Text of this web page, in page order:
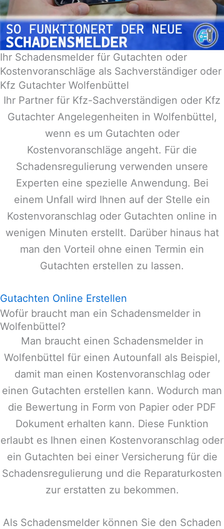
Ihr Schadensmelder für Gutachten oder
Kostenvoranschläge als Sachverständiger oder
Kfz Gutachter Wolfenbüttel
Ihr Partner für Kfz-Sachverständigen oder Kfz
Gutachter Angelegenheiten in Wolfenbüttel,
wenn es um Gutachten oder
Kostenvoranschläge angeht. Für die
Schadensregulierung verwenden unsere
Experten eine spezielle Anwendung. Bei
einem Unfall wird Ihnen auf der Stelle ein
Kostenvoranschlag oder Gutachten online in
wenigen Minuten erstellt. Darüber hinaus hat
man den Vorteil ohne einen Termin ein
Gutachten erstellen zu lassen.
Gutachten Online Erstellen
Wofür braucht man ein Schadensmelder in
Wolfenbüttel?
Man braucht einen Schadensmelder in
Wolfenbüttel für einen Autounfall als Beispiel,
damit man einen Kostenvoranschlag oder
einen Gutachten erstellen kann. Wodurch man
die Bewertung in Form von Papier oder PDF
Dokument erhalten kann. Diese Funktion
erlaubt es Ihnen einen Kostenvoranschlag oder
ein Gutachten bei einer Versicherung für die
Schadensregulierung und die Reparaturkosten
zur erstatten zu bekommen.
Als Schadensmelder können Sie den Schaden